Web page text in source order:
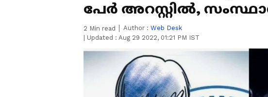
പേർ അറസ്റ്റിൽ,
2 Min read Author : Web Desk
Updated : Aug 29 2022, 01:21 PM IST